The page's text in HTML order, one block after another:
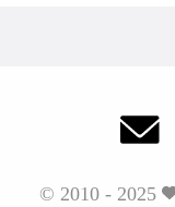
© 2010 - 2025